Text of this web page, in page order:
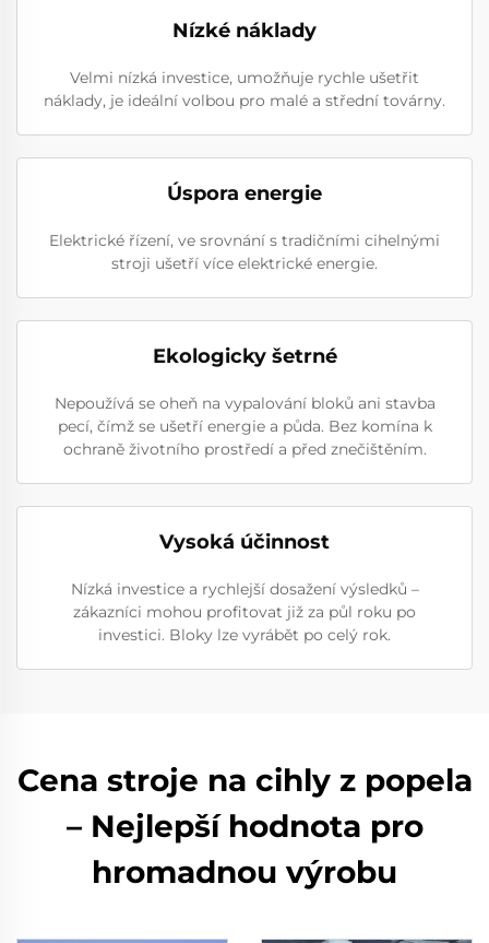
Nízké náklady
Velmi nízká investice, umožňuje rychle ušetřit
náklady, je ideální volbou pro malé a střední továrny.
Úspora energie
Elektrické řízení, ve srovnání s tradičními cihelnými
stroji ušetří více elektrické energie.
Ekologicky šetrné
Nepoužívá se oheň na vypalování bloků ani stavba
pecí, čímž se ušetří energie a půda. Bez komína k
ochraně životního prostředí a před znečištěním.
Vysoká účinnost
Nízká investice a rychlejší dosažení výsledků –
zákazníci mohou profitovat již za půl roku po
investici. Bloky lze vyrábět po celý rok.
Cena stroje na cihly z popela
– Nejlepší hodnota pro
hromadnou výrobu